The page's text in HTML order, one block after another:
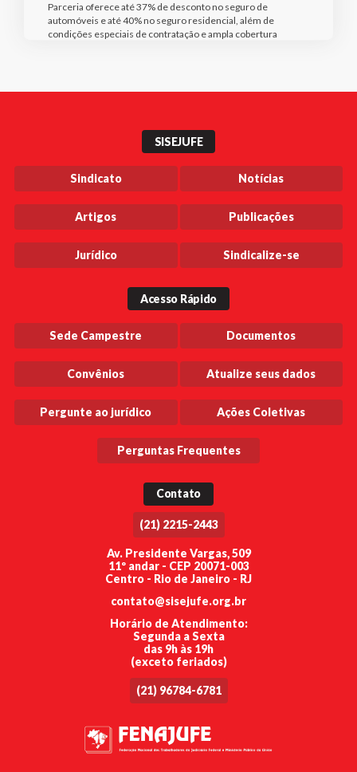
Parceria oferece até 37% de desconto no seguro de
automóveis e até 40% no seguro residencial, além de
condições especiais de contratação e ampla cobertura
SISEJUFE
Sindicato Notícias
Artigos Publicações
Jurídico Sindicalize-se
Acesso Rápido
Sede Campestre Documentos
Convênios Atualize seus dados
Pergunte ao jurídico Ações Coletivas
Perguntas Frequentes
Contato
(21) 2215-2443
Av. Presidente Vargas, 509
11º andar - CEP 20071-003
Centro - Rio de Janeiro - RJ
contato@sisejufe.org.br
Horário de Atendimento:
Segunda a Sexta
das 9h às 19h
(exceto feriados)
(21) 96784-6781